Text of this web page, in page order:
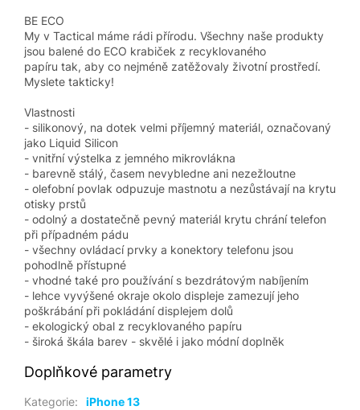
BE ECO
My v Tactical máme rádi přírodu. Všechny naše produkty
jsou balené do ECO krabiček z recyklovaného
papíru tak, aby co nejméně zatěžovaly životní prostředí.
Myslete takticky!
Vlastnosti
- silikonový, na dotek velmi příjemný materiál, označovaný
jako Liquid Silicon
- vnitřní výstelka z jemného mikrovlákna
- barevně stálý, časem nevybledne ani nezežloutne
- olefobní povlak odpuzuje mastnotu a nezůstávají na krytu
otisky prstů
- odolný a dostatečně pevný materiál krytu chrání telefon
při případném pádu
- všechny ovládací prvky a konektory telefonu jsou
pohodlně přístupné
- vhodné také pro používání s bezdrátovým nabíjením
- lehce vyvýšené okraje okolo displeje zamezují jeho
poškrábání při pokládání displejem dolů
- ekologický obal z recyklovaného papíru
- široká škála barev - skvělé i jako módní doplněk
Doplňkové parametry
Kategorie:
iPhone 13